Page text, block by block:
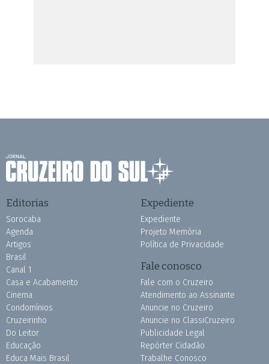
Editorias
Sorocaba
Agenda
Artigos
Brasil
Canal 1
Casa e Acabamento
Cinema
Condomínios
Cruzeirinho
Do Leitor
Educação
Educa Mais Brasil
Expediente
Expediente
Projeto Memória
Política de Privacidade
Fale conosco
Fale com o Cruzeiro
Atendimento ao Assinante
Anuncie no Cruzeiro
Anuncie no ClassiCruzeiro
Publicidade Legal
Repórter Cidadão
Trabalhe Conosco